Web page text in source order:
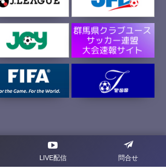
LIVE配信 問合せ
ドリームマッチサイト